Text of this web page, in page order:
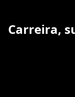
Carreira,